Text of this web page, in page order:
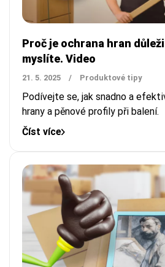
Proč je ochrana hran
myslíte. Video
21. 5. 2025 / Produktové tipy
Podívejte se, jak snadno a
hrany a pěnové profily při balení.
Číst více